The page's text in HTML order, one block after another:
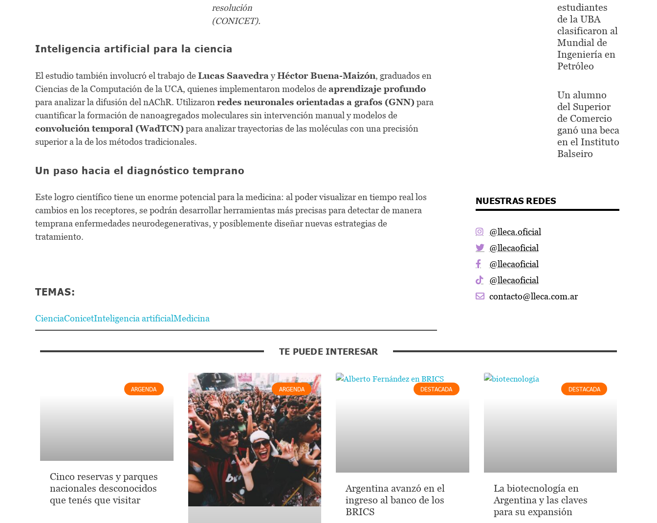
resolución
(CONICET).
Inteligencia artificial para la ciencia
El estudio también involucró el trabajo deLucas SaavedrayHéctor Buena-Maizón, graduados en
Ciencias de la Computación de la UCA, quienes implementaron modelos deaprendizaje profundo
para analizar la difusión del nAChR. Utilizaron redes neuronales orientadas a grafos (GNN) para
cuantificar la formación de nanoagregados moleculares sin intervención manual y modelos de
convolución temporal (WadTCN) para analizar trayectorias de las moléculas con una precisión
superior a la de los métodos tradicionales.
Un paso hacia el diagnóstico temprano
Este logro científico tiene un enorme potencial para la medicina: al poder visualizar en tiempo real los
cambios en los receptores, se podrán desarrollar herramientas más precisas para detectar de manera
temprana enfermedades neurodegenerativas, y posiblemente diseñar nuevas estrategias de
tratamiento.
TEMAS:
CienciaConicetInteligencia artificialMedicina
estudiantes
de la UBA
clasificaron al
Mundial de
Ingeniería en
Petróleo
Un alumno
del Superior
de Comercio
ganó una beca
en el Instituto
Balseiro
NUESTRAS REDES
@lleca.oficial
@llecaoficial
@llecaoficial
@llecaoficial
contacto@lleca.com.ar
TE PUEDE INTERESAR
ARGENDA
Cinco reservas y parques
nacionales desconocidos
que tenés que visitar
ARGENDA DESTACADA
Argentina avanzó en el
ingreso al banco de los
BRICS
DESTACADA
La biotecnología en
Argentina y las claves
para su expansión